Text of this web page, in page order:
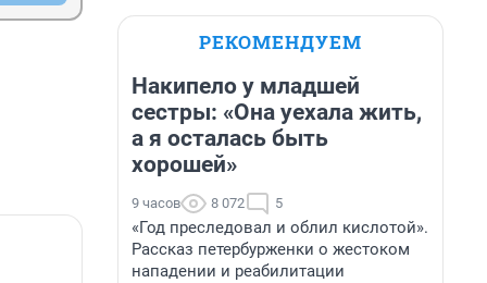
РЕКОМЕНДУЕМ
Накипело у младшей
сестры: «Она уехала жить,
а я осталась быть
хорошей»
9 часов 8 072 5
«Год преследовал и облил кислотой».
Рассказ петербурженки о жестоком
нападении и реабилитации